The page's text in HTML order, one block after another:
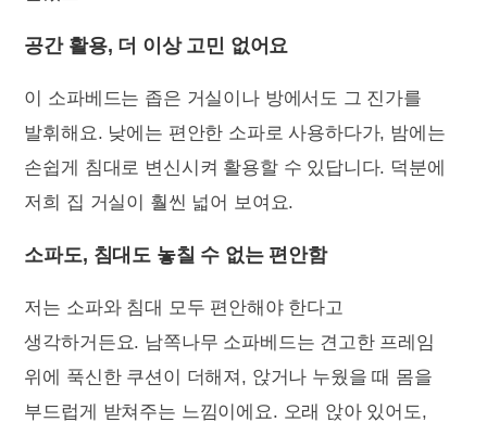
공간 활용, 더 이상 고민 없어요
이 소파베드는 좁은 거실이나 방에서도 그 진가를
발휘해요. 낮에는 편안한 소파로 사용하다가, 밤에는
손쉽게 침대로 변신시켜 활용할 수 있답니다. 덕분에
저희 집 거실이 훨씬 넓어 보여요.
소파도, 침대도 놓칠 수 없는 편안함
저는 소파와 침대 모두 편안해야 한다고
생각하거든요. 남쪽나무 소파베드는 견고한 프레임
위에 푹신한 쿠션이 더해져, 앉거나 누웠을 때 몸을
부드럽게 받쳐주는 느낌이에요. 오래 앉아 있어도,